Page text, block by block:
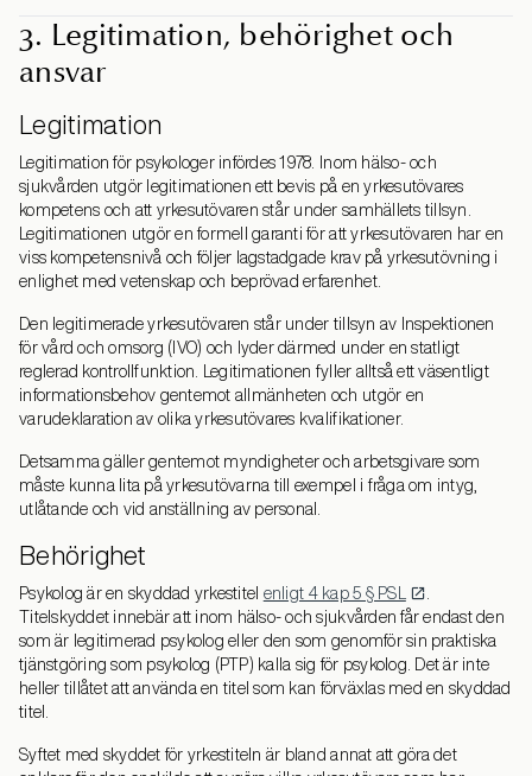
3. Legitimation, behörighet och
ansvar
Legitimation
Legitimation för psykologer infördes 1978. Inom hälso- och
sjukvården utgör legitimationen ett bevis på en yrkesutövares
kompetens och att yrkesutövaren står under samhällets tillsyn.
Legitimationen utgör en formell garanti för att yrkesutövaren har en
viss kompetensnivå och följer lagstadgade krav på yrkesutövning i
enlighet med vetenskap och beprövad erfarenhet.
Den legitimerade yrkesutövaren står under tillsyn av Inspektionen
för vård och omsorg (IVO) och lyder därmed under en statligt
reglerad kontrollfunktion. Legitimationen fyller alltså ett väsentligt
informationsbehov gentemot allmänheten och utgör en
varudeklaration av olika yrkesutövares kvalifikationer.
Detsamma gäller gentemot myndigheter och arbetsgivare som
måste kunna lita på yrkesutövarna till exempel i fråga om intyg,
utlåtande och vid anställning av personal.
Behörighet
Psykolog är en skyddad yrkestitel enligt 4 kap 5 § PSL
Titelskyddet innebär att inom hälso- och sjukvården får endast den
som är legitimerad psykolog eller den som genomför sin praktiska
tjänstgöring som psykolog (PTP) kalla sig för psykolog. Det är inte
heller tillåtet att använda en titel som kan förväxlas med en skyddad
titel.
Syftet med skyddet för yrkestiteln är bland annat att göra det